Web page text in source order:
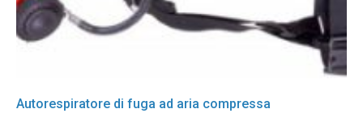
Autorespiratore di fuga ad aria compressa